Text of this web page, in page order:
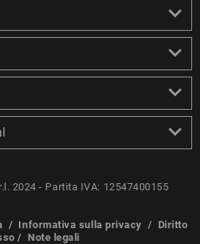
2024 - Partita IVA: 12547400155
/ Informativa sulla privacy / Diritto
/ Note legali